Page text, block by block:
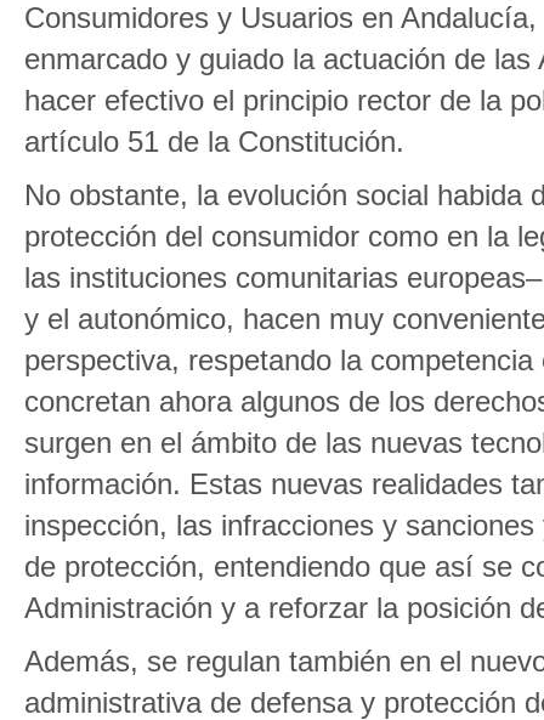
Consumidores y Usuarios en
enmarcado y guiado la actuación de
hacer efectivo el principio rector de la
artículo 51 de la Constitución.
No obstante, la evolución social habida
protección del consumidor como en la
las instituciones comunitarias
y el autonómico, hacen muy
perspectiva, respetando la
concretan ahora algunos de los
surgen en el ámbito de las nuevas
información. Estas nuevas realidades
inspección, las infracciones y
de protección, entendiendo que así se
Administración y a reforzar la posición
Además, se regulan también en el
administrativa de defensa y protección